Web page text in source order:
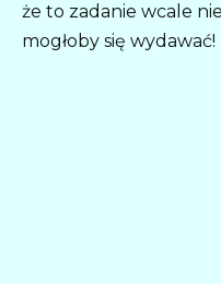
że to zadanie wcale
mogłoby się wydawać!